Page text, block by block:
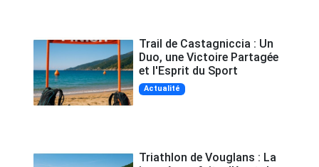
Trail de Castagniccia : Un
Duo, une Victoire Partagée
et l'Esprit du Sport
Actualité
Triathlon de Vouglans : La